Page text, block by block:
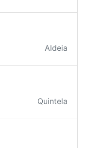
Aldeia
Quintela